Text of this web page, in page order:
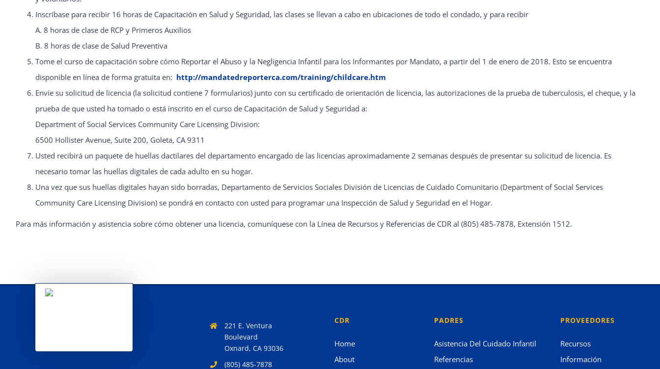
Inscríbase para recibir 16 horas de Capacitación en Salud y Seguridad, las clases se llevan a cabo en ubicaciones de todo el condado, y para recibir
A. 8 horas de clase de RCP y Primeros Auxilios
B. 8 horas de clase de Salud Preventiva
Tome el curso de capacitación sobre cómo Reportar el Abuso y la Negligencia Infantil para los Informantes por Mandato, a partir del 1 de enero de 2018. Esto se encuentra
disponible en línea de forma gratuita en: http://mandatedreporterca.com/training/childcare.htm
Envíe su solicitud de licencia (la solicitud contiene 7 formularios) junto con su certificado de orientación de licencia, las autorizaciones de la prueba de tuberculosis, el cheque, y la
prueba de que usted ha tomado o está inscrito en el curso de Capacitación de Salud y Seguridad a:
Department of Social Services Community Care Licensing Division:
6500 Hollister Avenue, Suite 200, Goleta, CA 9311
Usted recibirá un paquete de huellas dactilares del departamento encargado de las licencias aproximadamente 2 semanas después de presentar su solicitud de licencia. Es
necesario tomar las huellas digitales de cada adulto en su hogar.
Una vez que sus huellas digitales hayan sido borradas, Departamento de Servicios Sociales División de Licencias de Cuidado Comunitario (Department of Social Services
Community Care Licensing Division) se pondrá en contacto con usted para programar una Inspección de Salud y Seguridad en el Hogar.
Para más información y asistencia sobre cómo obtener una licencia, comuníquese con la Línea de Recursos y Referencias de CDR al (805) 485-7878, Extensión 1512.
221 E. Ventura
Boulevard
Oxnard, CA 93036
(805) 485-7878
CDR
Home
About
PADRES
Asistencia Del Cuidado Infantil
Referencias
PROVEEDORES
Recursos
Información